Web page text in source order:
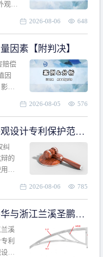
观设
实
”不宜
法享
2026-08-06 648
因素【附判决】
赔偿
因
响
、
）被
明
2026-08-05 576
设计专利保护范围
纠
的
状
品
状
体会
2026-08-06 785
与浙江兰溪圣鹏、
专利权纠纷
兰溪
利
计